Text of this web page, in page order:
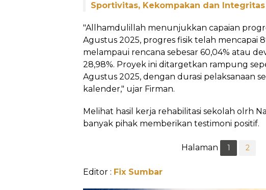
Sportivitas, Kekompakan dan
"Allhamdulillah menunjukkan capaian
Agustus 2025, progres fisik telah mencapai
melampaui rencana sebesar 60,04% atau
28,98%. Proyek ini ditargetkan rampung
Agustus 2025, dengan durasi pelaksanaan
kalender," ujar Firman.
Melihat hasil kerja rehabilitasi sekolah olrh
banyak pihak memberikan testimoni positif.
Halaman 1 2
Editor : Fix Sumbar